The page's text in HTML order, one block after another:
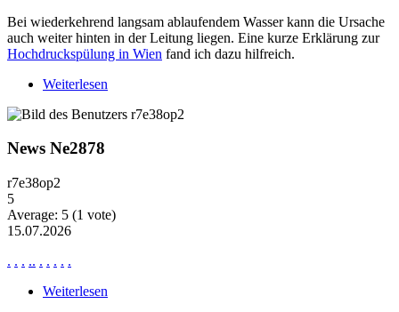
Bei wiederkehrend langsam ablaufendem Wasser kann die Ursache
auch weiter hinten in der Leitung liegen. Eine kurze Erklärung zur
Hochdruckspülung in Wien fand ich dazu hilfreich.
Weiterlesen
News Ne2878
r7e38op2
5
Average: 5 (1 vote)
15.07.2026
. . . .. . . . . .
Weiterlesen